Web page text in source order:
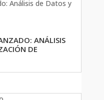
ANÁLISIS
DE